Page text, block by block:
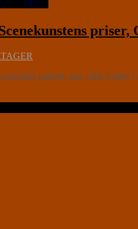
priser,
spillede den vilde